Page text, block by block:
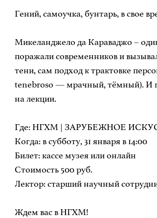
Гений, самоучка, бунтарь, в свое
Микеланджело да Караваджо –
поражали современников и
тени, сам подход к трактовке
tenebroso — мрачный, тёмный). И
на лекции.
Где: НГХМ | ЗАРУБЕЖНОЕ
Когда: в субботу, 31 января в 14:00
Билет: кассе музея или онлайн
Стоимость 500 руб.
Лектор: старший научный
Ждем вас в НГХМ!